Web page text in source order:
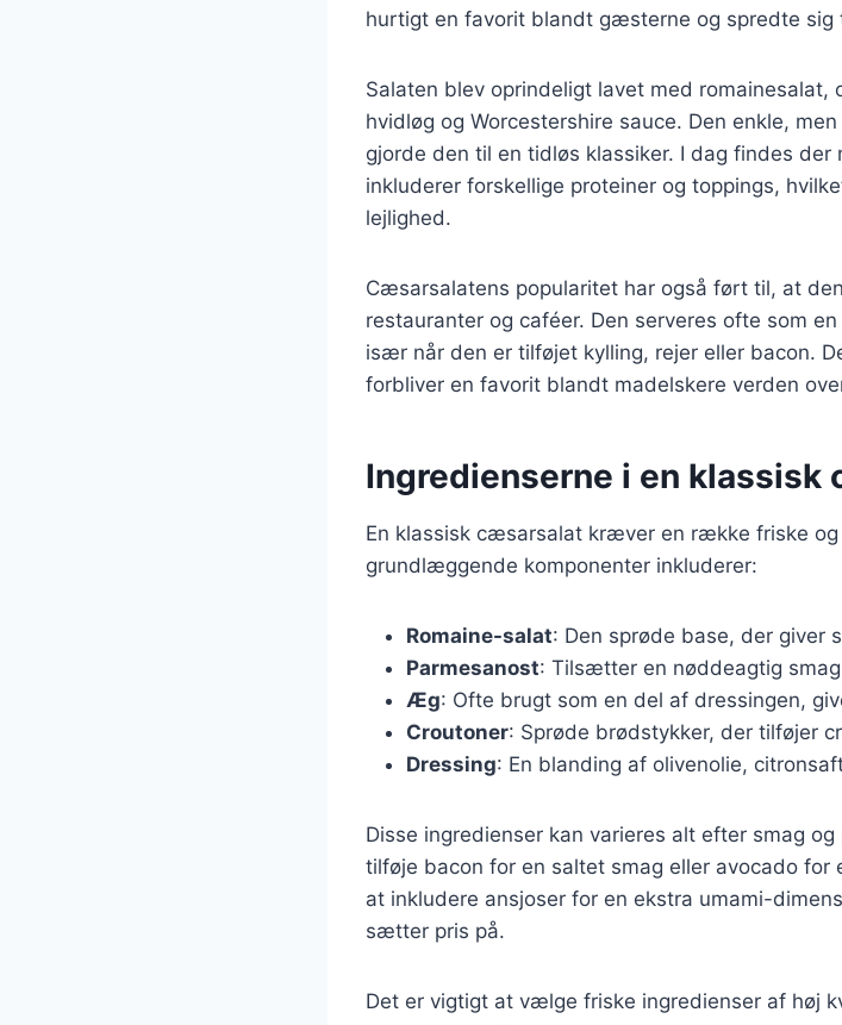
hurtigt en favorit blandt gæsterne og spredte sig
Salaten blev oprindeligt lavet med
hvidløg og Worcestershire sauce. Den enkle,
gjorde den til en tidløs klassiker. I dag findes
inkluderer forskellige proteiner og toppings,
lejlighed.
Cæsarsalatens popularitet har også ført til, at
restauranter og caféer. Den serveres ofte som
især når den er tilføjet kylling, rejer eller bacon.
forbliver en favorit blandt madelskere verden
Ingredienserne i en klassisk
En klassisk cæsarsalat kræver en række friske og
grundlæggende komponenter inkluderer:
Romaine-salat: Den sprøde base, der giver
Parmesanost: Tilsætter en nøddeagtig
Æg: Ofte brugt som en del af dressingen,
Croutoner: Sprøde brødstykker, der tilføjer
Dressing: En blanding af olivenolie,
Disse ingredienser kan varieres alt efter smag
tilføje bacon for en saltet smag eller avocado for
at inkludere ansjoser for en ekstra umami-
sætter pris på.
Det er vigtigt at vælge friske ingredienser af høj